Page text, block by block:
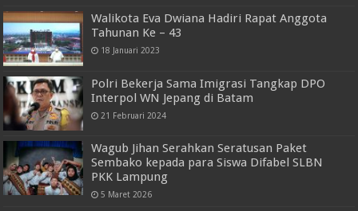
Walikota Eva Dwiana Hadiri Rapat Anggota
Tahunan Ke – 43
18 Januari 2023
Polri Bekerja Sama Imigrasi Tangkap DPO
Interpol WN Jepang di Batam
21 Februari 2024
Wagub Jihan Serahkan Seratusan Paket
Sembako kepada para Siswa Difabel SLBN
PKK Lampung
5 Maret 2026